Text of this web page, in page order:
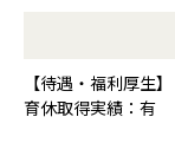
【待遇・福利厚生】
育休取得実績：有